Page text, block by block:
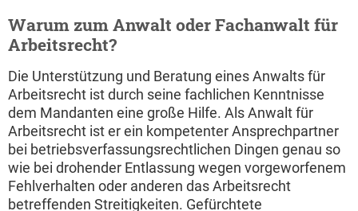
Warum zum Anwalt oder Fachanwalt für
Arbeitsrecht?
Die Unterstützung und Beratung eines Anwalts für
Arbeitsrecht ist durch seine fachlichen Kenntnisse
dem Mandanten eine große Hilfe. Als Anwalt für
Arbeitsrecht ist er ein kompetenter Ansprechpartner
bei betriebsverfassungsrechtlichen Dingen genau so
wie bei drohender Entlassung wegen vorgeworfenem
Fehlverhalten oder anderen das Arbeitsrecht
betreffenden Streitigkeiten. Gefürchtete